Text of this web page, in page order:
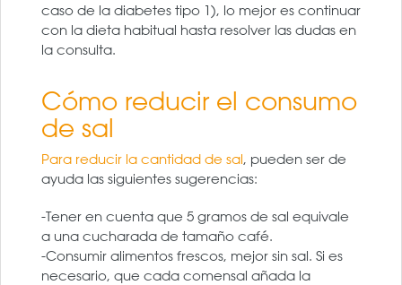
caso de la diabetes tipo 1), lo mejor es continuar
con la dieta habitual hasta resolver las dudas en
la consulta.
Cómo reducir el consumo
de sal
Para reducir la cantidad de sal, pueden ser de
ayuda las siguientes sugerencias:
-Tener en cuenta que 5 gramos de sal equivale
a una cucharada de tamaño café.
-Consumir alimentos frescos, mejor sin sal. Si es
necesario, que cada comensal añada la